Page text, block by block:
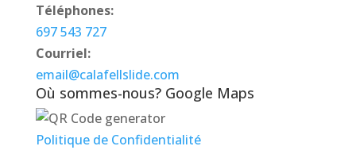
Téléphones:
697 543 727
Courriel:
email@calafellslide.com
Où sommes-nous? Google Maps
Politique de Confidentialité